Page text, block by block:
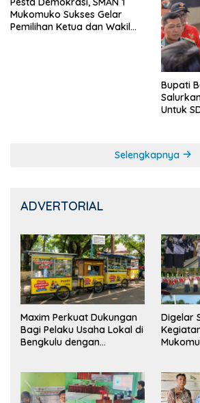
Mukomuko Sukses Gelar
Pemilihan Ketua dan Wakil
Bupati
Untuk
Selengkapnya
ADVERTORIAL
Maxim Perkuat Dukungan
Bagi Pelaku Usaha Lokal di
Bengkulu dengan
Pasar
Digelar